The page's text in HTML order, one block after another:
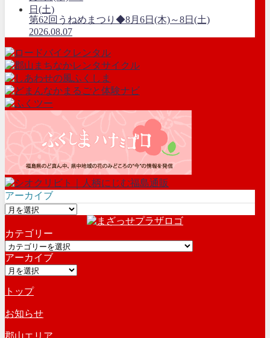
第62回うねめまつり◆8月6日(木)～8日(土)
2026.08.07
アーカイブ
ア
カ
イ
ブ
カテゴリー
カ
テ
ゴ
ー
アーカイブ
ア
カ
イ
ブ
トップ
お知らせ
郡山エリア